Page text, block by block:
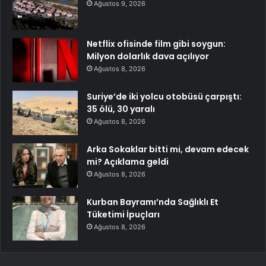
Ağustos 9, 2026
Netflix ofisinde film gibi soygun:
Milyon dolarlık dava açılıyor
Ağustos 8, 2026
Suriye’de iki yolcu otobüsü çarpıştı:
35 ölü, 30 yaralı
Ağustos 8, 2026
Arka Sokaklar bitti mi, devam edecek
mi? Açıklama geldi
Ağustos 8, 2026
Kurban Bayramı’nda Sağlıklı Et
Tüketimi İpuçları
Ağustos 8, 2026